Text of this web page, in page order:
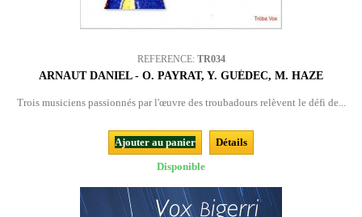
REFERENCE: TR034
ARNAUT DANIEL - O. PAYRAT, Y. GUÉDEC, M. HAZE
Trois musiciens passionnés par l'œuvre des troubadours relèvent le défi de...
Ajouter au panier
Détails
Disponible